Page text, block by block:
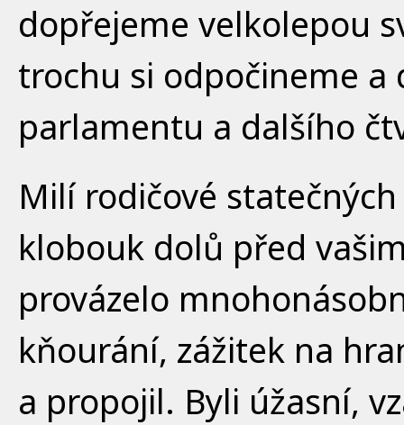
dopřejeme velkolepou
trochu si odpočineme a
parlamentu a dalšího
Milí rodičové
klobouk dolů před
provázelo
kňourání, zážitek na
a propojil. Byli úžasní,